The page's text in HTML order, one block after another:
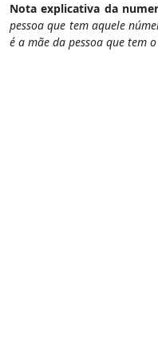
Nota explicativa da
pessoa que tem aquele
é a mãe da pessoa que tem